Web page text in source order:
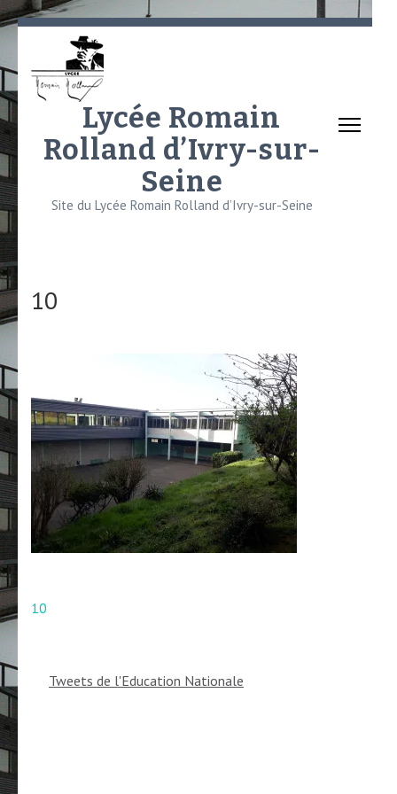
Aller
contenu
(Pressez
Lycée Romain
Rolland d’Ivry-sur-
Seine
Site du Lycée Romain Rolland d’Ivry-sur-Seine
10
Navigation
10
Tweets de l'Education Nationale